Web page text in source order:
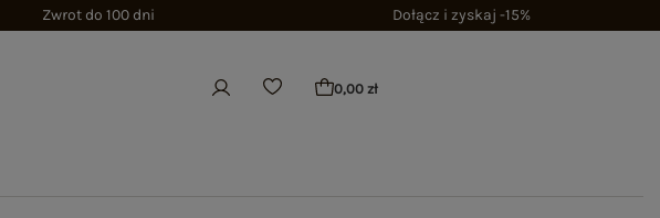
Zwrot do 100 dni Dołącz i zyskaj -15%
0,00 zł